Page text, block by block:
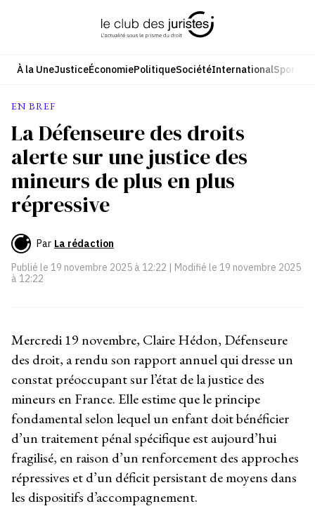
À la UneJusticeÉconomiePolitiqueSociétéInternationalSport
EN BREF
La Défenseure des droits
alerte sur une justice des
mineurs de plus en plus
répressive
Par La rédaction
Publié le 19 novembre 2025 à 12:22 | Modifié le 19 novembre 2025
à 12:22
Mercredi 19 novembre, Claire Hédon, Défenseure
des droit, a rendu son rapport annuel qui dresse un
constat préoccupant sur l’état de la justice des
mineurs en France. Elle estime que le principe
fondamental selon lequel un enfant doit bénéficier
d’un traitement pénal spécifique est aujourd’hui
fragilisé, en raison d’un renforcement des approches
répressives et d’un déficit persistant de moyens dans
les dispositifs d’accompagnement.